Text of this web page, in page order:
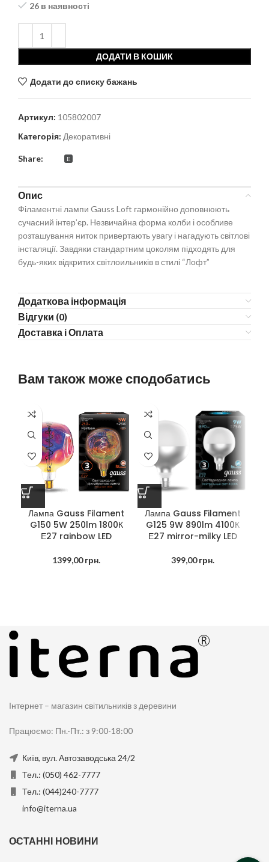
26 в наявності
ДОДАТИ В КОШИК
Додати до списку бажань
Артикул: 105802007
Категорія: Декоративні
Share:
Опис
Філаментні лампи Gauss Loft гармонійно доповнюють
сучасний інтер’єр. Незвичайна форма колби і особливе
розташування ниток привертають увагу і нагадують світлові
інсталяції. Завдяки стандартним цоколям підходять для
будь-яких відкритих світлоильників в стилі “Лофт”
Додаткова інформація
Відгуки (0)
Доставка і Оплата
Вам також може сподобатись
Лампа Gauss Filament
G150 5W 250lm 1800К
Е27 rainbow LED
1399,00грн.
Лампа Gauss Filament
G125 9W 890lm 4100К
Е27 mirror-milky LED
399,00грн.
Інтернет – магазин світильників з деревини
Працюємо: Пн.-Пт.: з 9:00-18:00
Київ, вул. Автозаводська 24/2
Тел.: (050) 462-7777
Тел.: (044)240-7777
info@iterna.ua
ОСТАННІ НОВИНИ